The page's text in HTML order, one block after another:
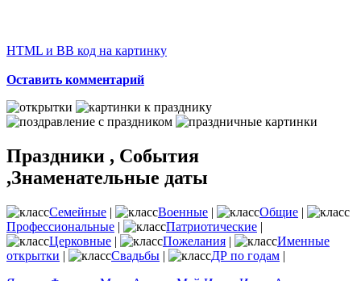
HTML и BB код на картинку
Оставить комментарий
Праздники , События
,Знаменательные даты
Семейные | Военные | Общие |
Профессиональные | Патриотические |
Церковные | Пожелания |
Именные
открытки | Свадьбы | ДР по годам |